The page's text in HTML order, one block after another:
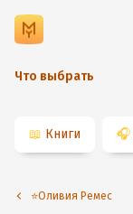
Что выбрать
📖 Книги 🎧
⭐️Оливия Ремес